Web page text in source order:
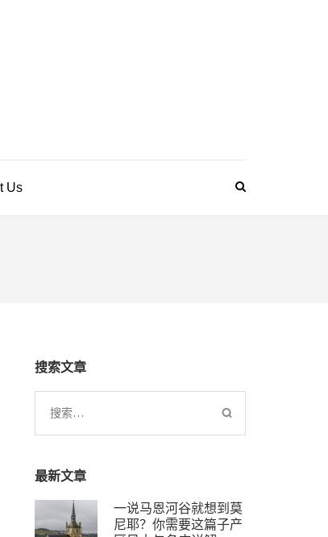
Us
搜索文章
搜
索：
最新文章
一说马恩河谷就想到莫
尼耶？你需要这篇子产